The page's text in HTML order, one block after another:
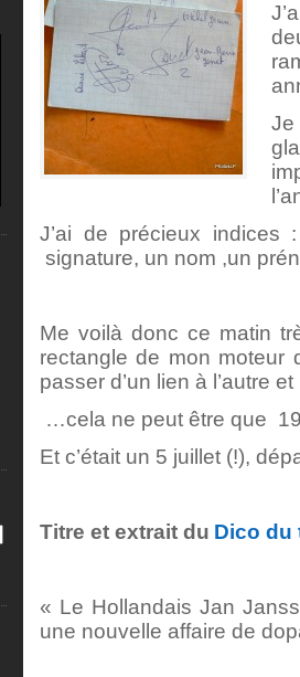
Je
J’ai de précieux
signature, un nom ,un
Me voilà donc ce matin
rectangle de mon moteur
passer d’un lien à l’autre
…cela ne peut être que
Et c’était un 5 juillet (!),
Titre et extrait du Dico du
« Le Hollandais Jan
une nouvelle affaire de